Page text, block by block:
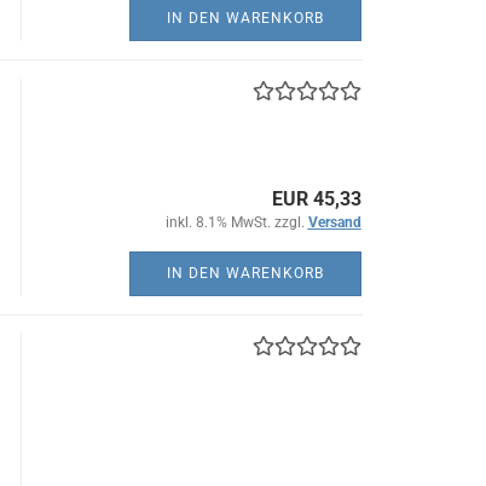
IN DEN WARENKORB
EUR 45,33
inkl. 8.1% MwSt. zzgl. Versand
IN DEN WARENKORB